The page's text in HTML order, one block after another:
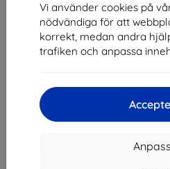
Vi använder cookies på
nödvändiga för att
korrekt, medan andra
trafiken och anpassa
248 kr
223 kr
I lager 4 st